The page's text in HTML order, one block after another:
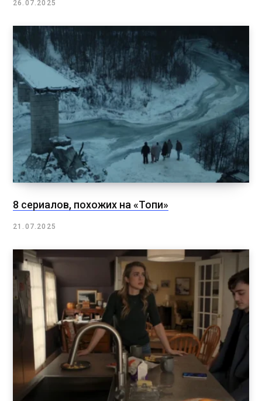
26.07.2025
8 сериалов, похожих на «Топи»
21.07.2025